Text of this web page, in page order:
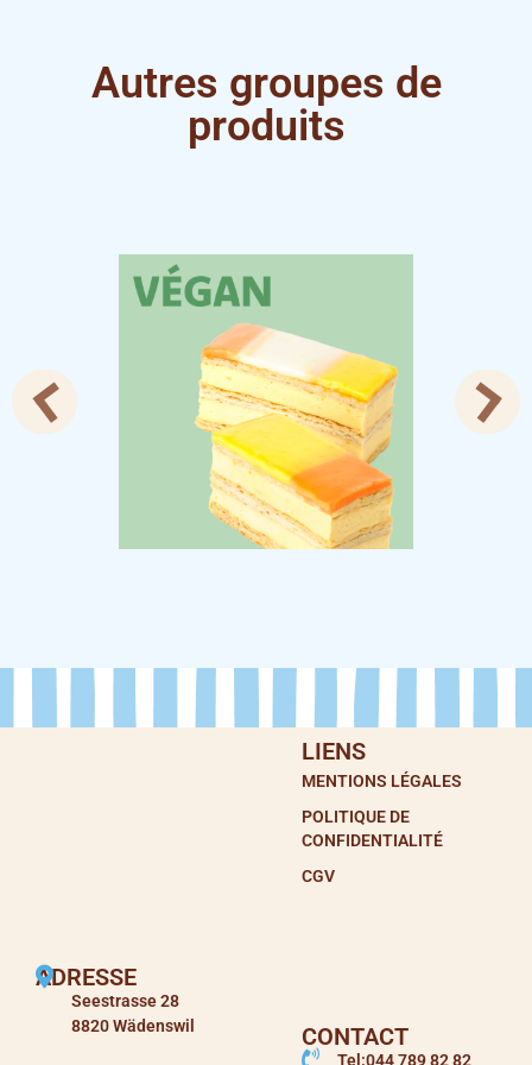
Autres groupes de
produits
LIENS
MENTIONS LÉGALES
POLITIQUE DE
CONFIDENTIALITÉ
CGV
ADRESSE
Seestrasse 28
8820 Wädenswil
CONTACT
Tel:044 789 82 82